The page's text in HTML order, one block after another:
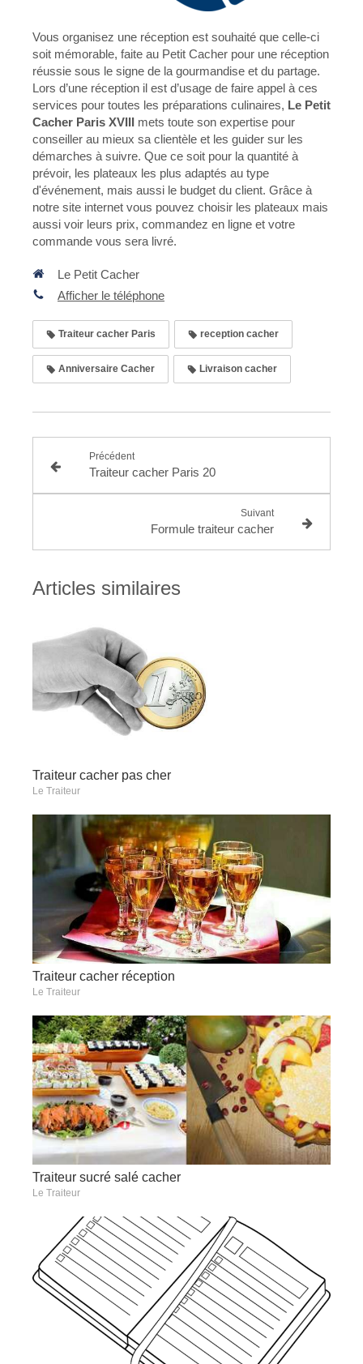
Vous organisez une réception est souhaité que celle-ci
soit mémorable, faite au Petit Cacher pour une réception
réussie sous le signe de la gourmandise et du partage.
Lors d’une réception il est d’usage de faire appel à ces
services pour toutes les préparations culinaires, Le Petit
Cacher Paris XVIII mets toute son expertise pour
conseiller au mieux sa clientèle et les guider sur les
démarches à suivre. Que ce soit pour la quantité à
prévoir, les plateaux les plus adaptés au type
d'événement, mais aussi le budget du client. Grâce à
notre site internet vous pouvez choisir les plateaux mais
aussi voir leurs prix, commandez en ligne et votre
commande vous sera livré.
Le Petit Cacher
Afficher le téléphone
Traiteur cacher Paris reception cacher
Anniversaire Cacher Livraison cacher
Précédent
Traiteur cacher Paris 20
Suivant
Formule traiteur cacher
Articles similaires
Traiteur cacher pas cher
Le Traiteur
Traiteur cacher réception
Le Traiteur
Traiteur sucré salé cacher
Le Traiteur